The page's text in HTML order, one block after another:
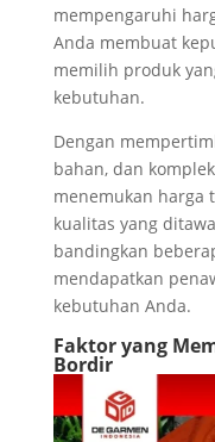
mempengaruhi
Anda membuat
memilih produk
kebutuhan.
Dengan
bahan, dan
menemukan harga
kualitas yang
bandingkan
mendapatkan
kebutuhan Anda.
Faktor yang
Bordir